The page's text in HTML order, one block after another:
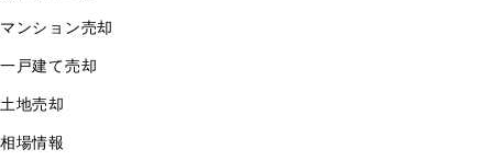
マンション売却
一戸建て売却
土地売却
相場情報